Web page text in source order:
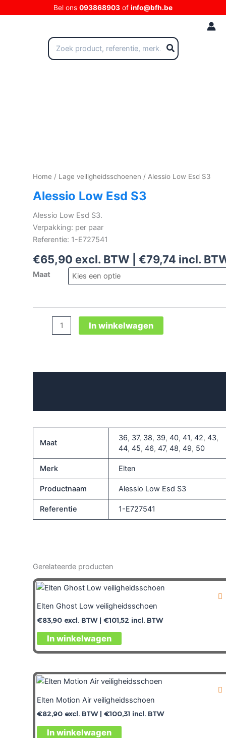
naar
Bel ons 093868903 of info@bfh.be
Zoeken
naar:
Home / Lage veiligheidsschoenen / Alessio Low Esd S3
Alessio Low Esd S3
Alessio Low Esd S3.
Verpakking: per paar
Referentie: 1-E727541
€65,90 excl. BTW | €79,74 incl.
Maat
aantal
In winkelwagen
Maat
36, 37, 38, 39, 40, 41, 42, 43,
44, 45, 46, 47, 48, 49, 50
Merk Elten
Productnaam Alessio Low Esd S3
Referentie 1-E727541
Gerelateerde producten
Elten Ghost Low veiligheidsschoen
€83,90 excl. BTW | €101,52 incl. BTW
In winkelwagen
Elten Motion Air veiligheidsschoen
€82,90 excl. BTW | €100,31 incl. BTW
In winkelwagen